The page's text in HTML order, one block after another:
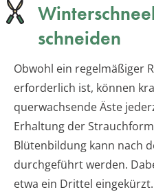
schneiden
Obwohl ein regelmäßiger
erforderlich ist, können
querwachsende Äste
Erhaltung der
Blütenbildung kann nach
durchgeführt werden.
etwa ein Drittel